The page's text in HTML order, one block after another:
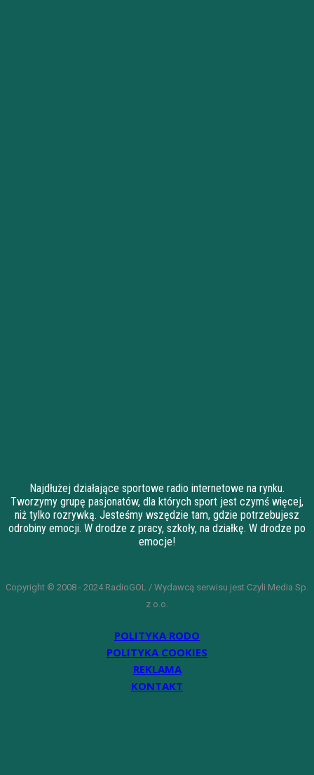
Najdłużej działające sportowe radio internetowe na rynku.
Tworzymy grupę pasjonatów, dla których sport jest czymś więcej,
niż tylko rozrywką. Jesteśmy wszędzie tam, gdzie potrzebujesz
odrobiny emocji. W drodze z pracy, szkoły, na działkę. W drodze po
emocje!
Copyright © 2008 - 2024 RadioGOL / Wydawcą serwisu jest Czyli Media Sp.
z o.o.
POLITYKA RODO
POLITYKA COOKIES
REKLAMA
KONTAKT